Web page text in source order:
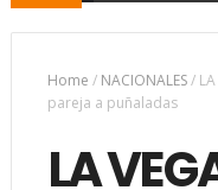
Home / NACIONALES/
pareja a puñaladas
LA